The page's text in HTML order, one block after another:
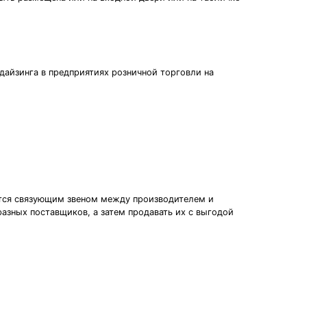
в предприятиях розничной торговли на
связующим звеном между производителем и
поставщиков, а затем продавать их с выгодой